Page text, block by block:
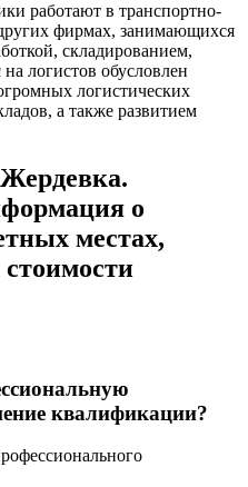
работают в транспортно-
фирмах, занимающихся
складированием,
логистов обусловлен
логистических
а также развитием
о
местах,
квалификации?